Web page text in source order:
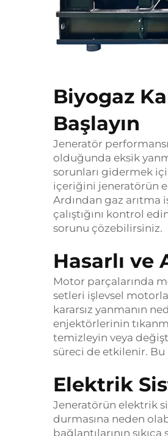
Biyogaz
Başlayın
Jeneratör
olduğunda eksik
sorunları gidermek
içeriğini jeneratörün
Ardından gaz
çalıştığını kontrol
sorunu çözebilirsiniz.
Hasarlı ve
Motor parçalarında
setleri işlevsel
kararsız yanmanın
enjektörlerinin
temizleyin veya
süreci de etkilenir.
Elektrik
Jeneratörün elektrik
durmasına neden
bağlantılarının